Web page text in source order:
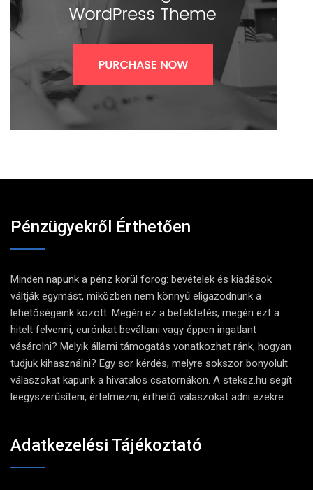
Pénzügyekről Érthetően
Minden napunk a pénz körül forog: bevételek és kiadások
váltják egymást, miközben nem könnyű eligazodnunk a
lehetőségeink között. Megéri ez a befektetés, megéri ezt a
hitelt felvenni, eurónkat beváltani vagy éppen ingatlant
vásárolni? Melyik állami támogatás vonatkozhat ránk, hogyan
tudjuk kihasználni? Egy sor kérdés, melyre sokszor bonyolult
válaszokat kapunk a hivatalos csatornákon. A steksz.hu segít
leegyszerűsíteni, értelmezni, érthető válaszokat adni ezekre.
Adatkezelési Tájékoztató